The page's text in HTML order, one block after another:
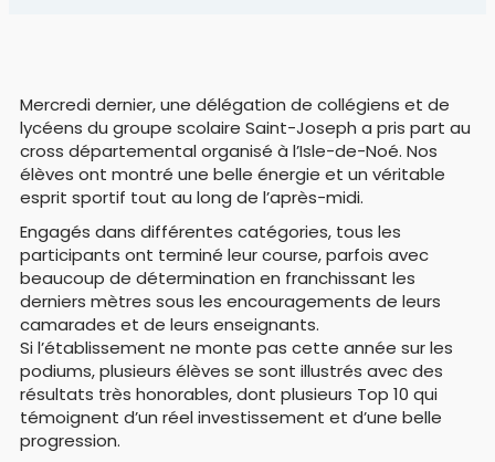
Mercredi dernier, une délégation de collégiens et de
lycéens du groupe scolaire Saint-Joseph a pris part au
cross départemental organisé à l’Isle-de-Noé. Nos
élèves ont montré une belle énergie et un véritable
esprit sportif tout au long de l’après-midi.
Engagés dans différentes catégories, tous les
participants ont terminé leur course, parfois avec
beaucoup de détermination en franchissant les
derniers mètres sous les encouragements de leurs
camarades et de leurs enseignants.
Si l’établissement ne monte pas cette année sur les
podiums, plusieurs élèves se sont illustrés avec des
résultats très honorables, dont plusieurs Top 10 qui
témoignent d’un réel investissement et d’une belle
progression.